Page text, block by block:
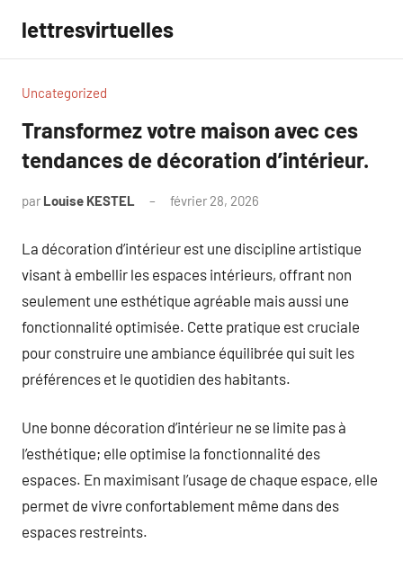
contenu
lettresvirtuelles
Uncategorized
Transformez votre maison avec ces
tendances de décoration d’intérieur.
par Louise KESTEL février 28, 2026
La décoration d’intérieur est une discipline artistique
visant à embellir les espaces intérieurs, offrant non
seulement une esthétique agréable mais aussi une
fonctionnalité optimisée. Cette pratique est cruciale
pour construire une ambiance équilibrée qui suit les
préférences et le quotidien des habitants.
Une bonne décoration d’intérieur ne se limite pas à
l’esthétique; elle optimise la fonctionnalité des
espaces. En maximisant l’usage de chaque espace, elle
permet de vivre confortablement même dans des
espaces restreints.